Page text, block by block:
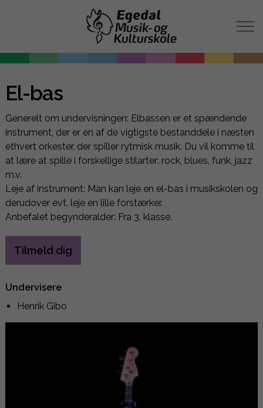
El-bas
Generelt om undervisningen: Elbassen er et spændende
instrument, der er en af de vigtigste bestanddele i næsten
ethvert orkester, der spiller rytmisk musik. Du vil komme til
at lære at spille i forskellige stilarter: rock, blues, funk, jazz
m.v.
Leje af instrument: Man kan leje en el-bas i musikskolen og
derudover evt. leje en lille forstærker.
Anbefalet begynderalder: Fra 3. klasse.
Tilmeld dig
Undervisere
Henrik Gibo